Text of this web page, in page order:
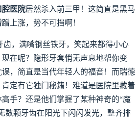
腔医院居然杀入前三甲！这简直是黑马
上涨，势不可挡啊！
齿，满嘴钢丝铁牙，笑起来都得小心
在呢？隐形牙套悄无声息地帮你变
，简直是当代年轻人的福音！而瑞德
定有它独门秘籍！难道是医院里藏着
手？还是他们掌握了某种神奇的“魔
数颗牙齿在阳光下闪闪发光，整齐排